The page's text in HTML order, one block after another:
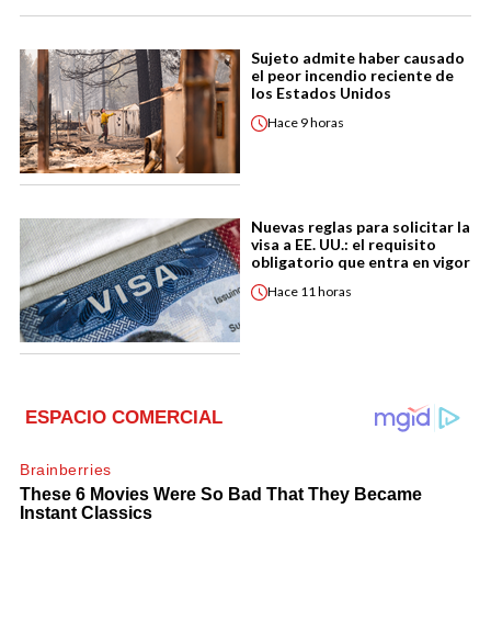
Sujeto admite haber causado
el peor incendio reciente de
los Estados Unidos
Hace 9 horas
Nuevas reglas para solicitar la
visa a EE. UU.: el requisito
obligatorio que entra en vigor
Hace 11 horas